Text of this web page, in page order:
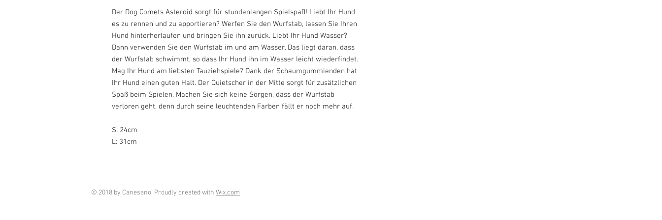
Der Dog Comets Asteroid sorgt für stundenlangen Spielspaß! Liebt Ihr Hund
es zu rennen und zu apportieren? Werfen Sie den Wurfstab, lassen Sie Ihren
Hund hinterherlaufen und bringen Sie ihn zurück. Liebt Ihr Hund Wasser?
Dann verwenden Sie den Wurfstab im und am Wasser. Das liegt daran, dass
der Wurfstab schwimmt, so dass Ihr Hund ihn im Wasser leicht wiederfindet.
Mag Ihr Hund am liebsten Tauziehspiele? Dank der Schaumgummienden hat
Ihr Hund einen guten Halt. Der Quietscher in der Mitte sorgt für zusätzlichen
Spaß beim Spielen. Machen Sie sich keine Sorgen, dass der Wurfstab
verloren geht, denn durch seine leuchtenden Farben fällt er noch mehr auf.
S: 24cm
L: 31cm
© 2018 by Canesano. Proudly created with Wix.com